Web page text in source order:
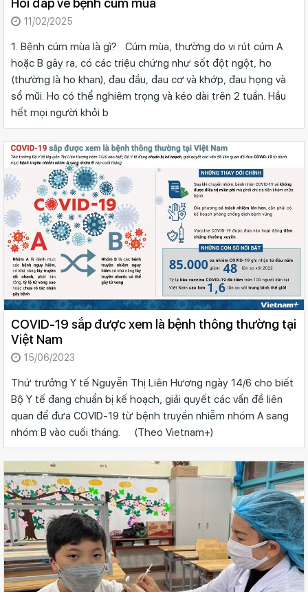
Hỏi đáp về bệnh cúm mùa
11/02/2025
1. Bệnh cúm mùa là gì? Cúm mùa, thường do vi rút cúm A
hoặc B gây ra, có các triệu chứng như sốt đột ngột, ho
(thường là ho khan), đau đầu, đau cơ và khớp, đau họng và
sổ mũi. Ho có thể nghiêm trọng và kéo dài trên 2 tuần. Hầu
hết mọi người khỏi b
COVID-19 sắp được xem là bệnh thông thường tại
Việt Nam
15/06/2023
Thứ trưởng Y tế Nguyễn Thị Liên Hương ngày 14/6 cho biết
Bộ Y tế đang chuẩn bị kế hoạch, giải quyết các vấn đề liên
quan để đưa COVID-19 từ bệnh truyền nhiễm nhóm A sang
nhóm B vào cuối tháng. (Theo Vietnam+)